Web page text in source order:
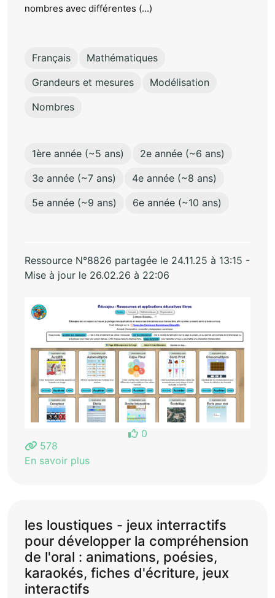
nombres avec différentes (...)
Français
Mathématiques
Grandeurs et mesures
Modélisation
Nombres
1ère année (~5 ans)
2e année (~6 ans)
3e année (~7 ans)
4e année (~8 ans)
5e année (~9 ans)
6e année (~10 ans)
Ressource N°8826 partagée le 24.11.25 à 13:15 -
Mise à jour le 26.02.26 à 22:06
0
578
En savoir plus
les loustiques - jeux interractifs
pour développer la compréhension
de l'oral : animations, poésies,
karaokés, fiches d'écriture, jeux
interactifs